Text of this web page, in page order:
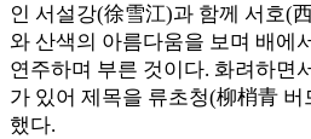
인 서설강(徐雪江)과 함께 서호(
와 산색의 아름다움을 보며 배에
연주하며 부른 것이다. 화려하면
가 있어 제목을 류초청(柳梢青
했다.